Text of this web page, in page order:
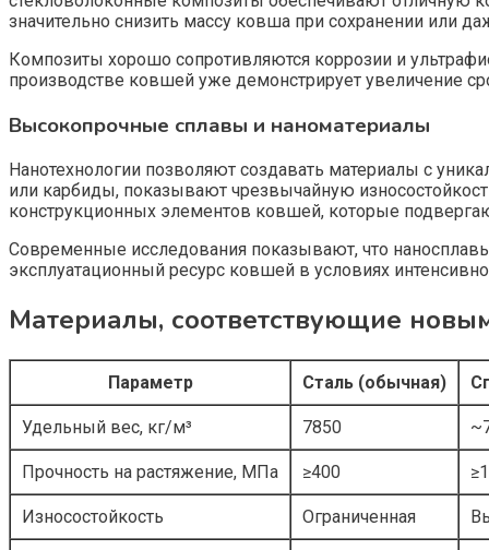
значительно снизить массу ковша при сохранении или
Композиты хорошо сопротивляются коррозии и
производстве ковшей уже демонстрирует увеличение
Высокопрочные сплавы и наноматериалы
Нанотехнологии позволяют создавать материалы с
или карбиды, показывают чрезвычайную
конструкционных элементов ковшей, которые
Современные исследования показывают, что
эксплуатационный ресурс ковшей в условиях
Материалы, соответствующие
Параметр Сталь (обычная)
Удельный вес, кг/м³ 7850
Прочность на растяжение, МПа ≥400
Износостойкость Ограниченная